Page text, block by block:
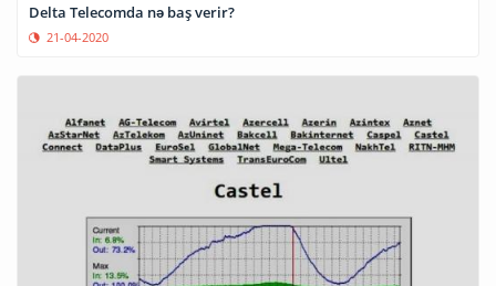
Delta Telecomda nə baş verir?
21-04-2020